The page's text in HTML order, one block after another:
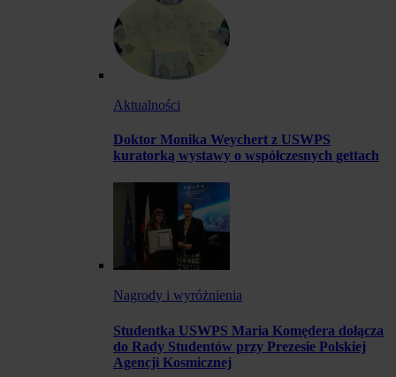
Aktualności
Doktor Monika Weychert z USWPS
kuratorką wystawy o współczesnych gettach
Nagrody i wyróżnienia
Studentka USWPS Maria Komędera dołącza
do Rady Studentów przy Prezesie Polskiej
Agencji Kosmicznej